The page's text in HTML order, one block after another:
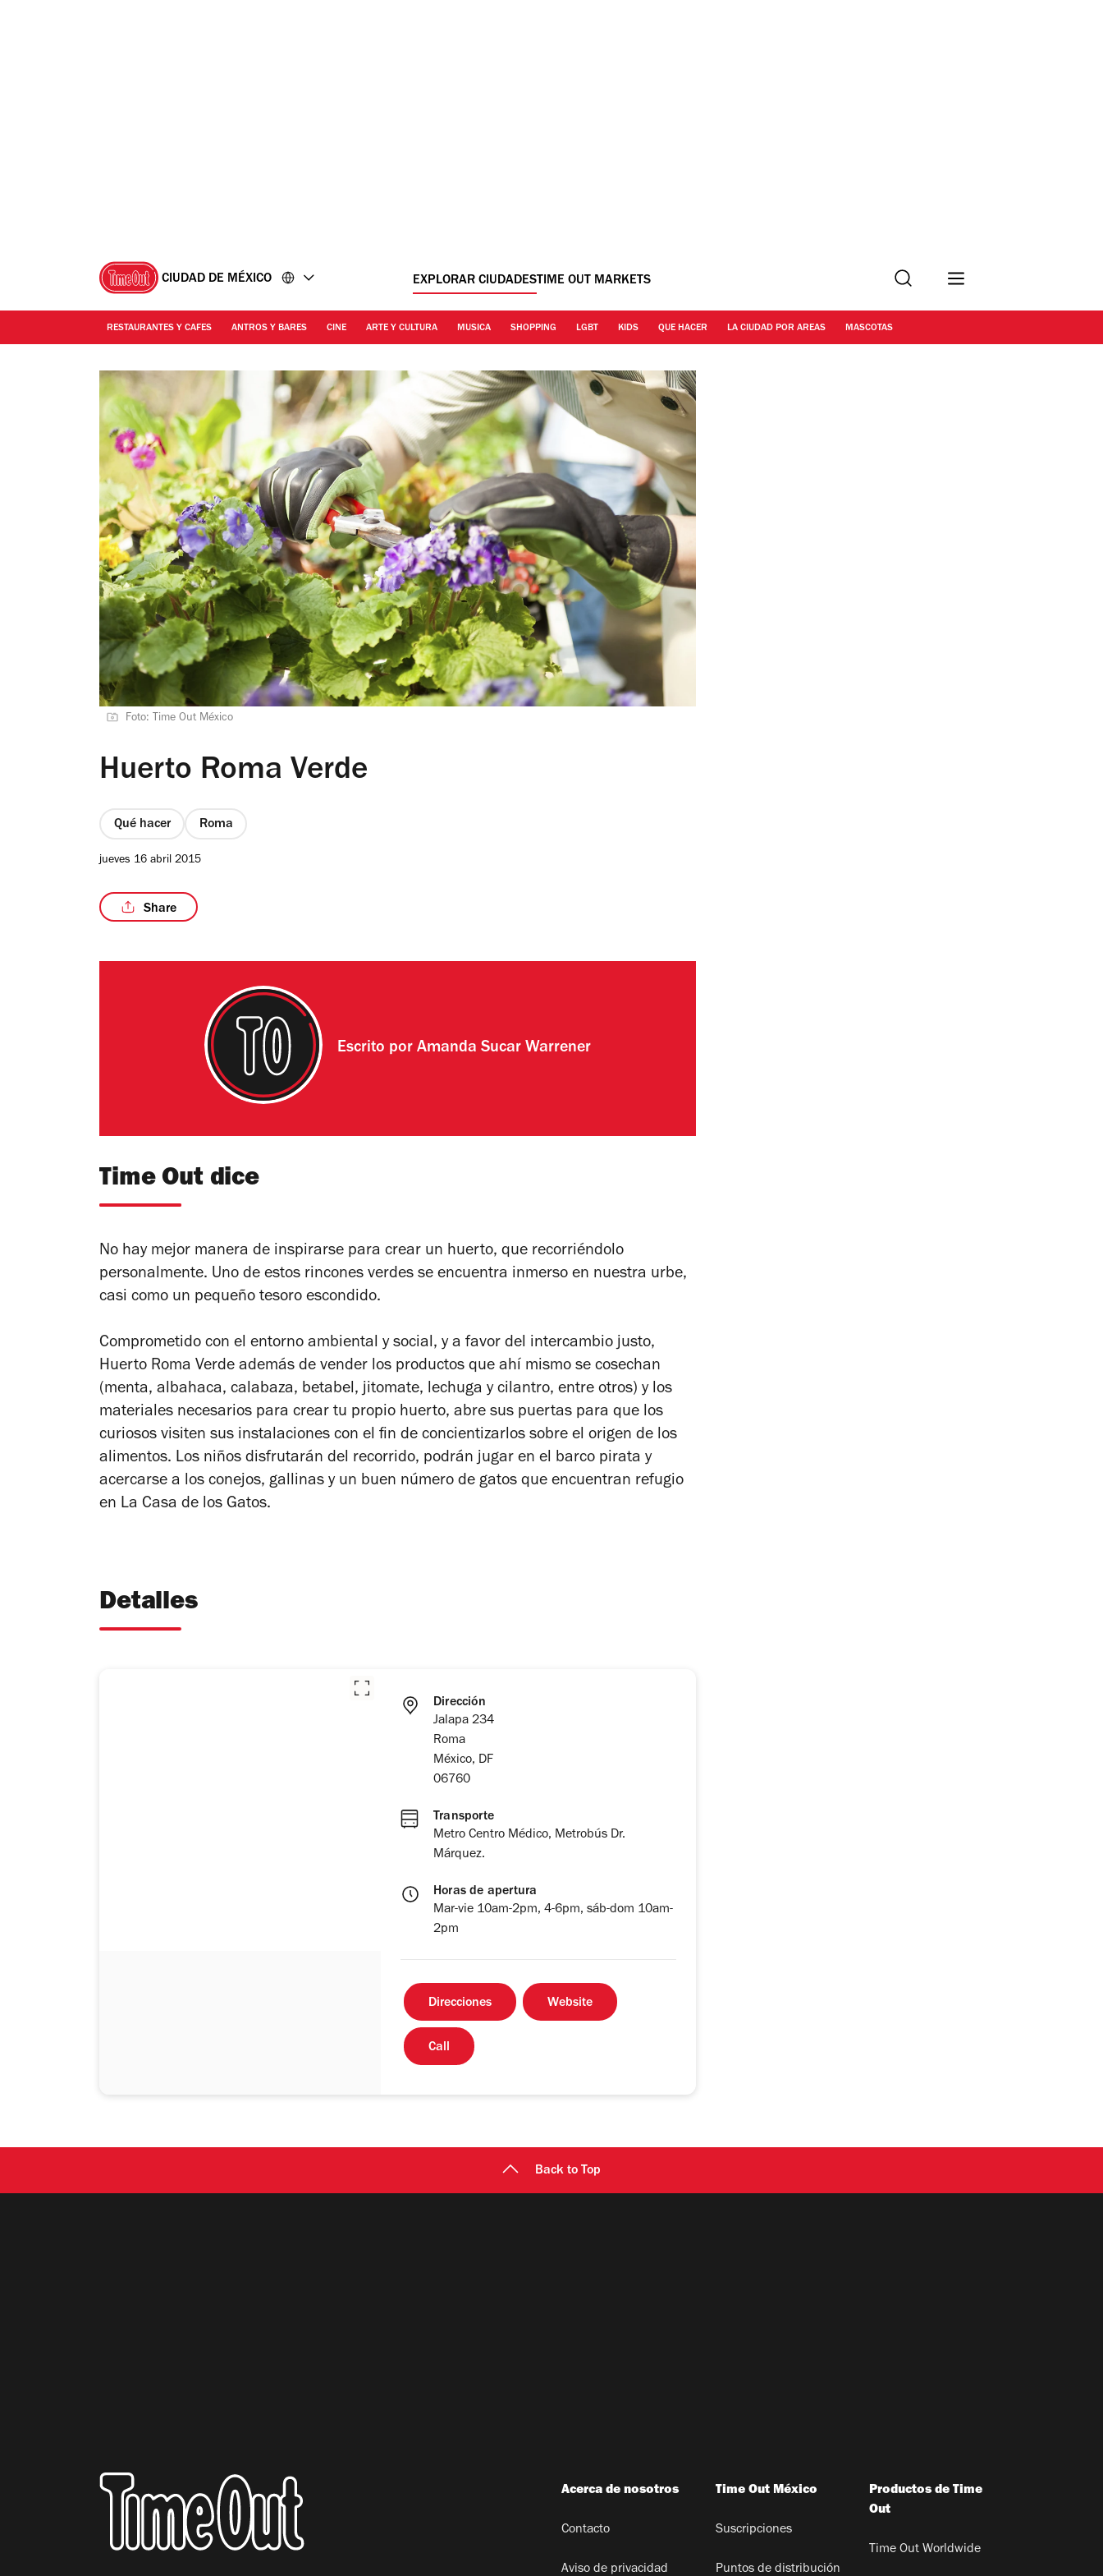
CIUDAD DE MÉXICO EXPLORAR CIUDADESTIME OUT MARKETS Buscar
RESTAURANTES Y CAFES ANTROS Y BARES CINE ARTE Y CULTURA MUSICA SHOPPING LGBT KIDS QUE HACER LA CIUDAD POR AREAS MASCOTAS
Foto: Time Out México
Huerto Roma Verde
Qué hacer Roma
jueves 16 abril 2015
Share
Escrito por Amanda Sucar Warrener
Time Out dice
No hay mejor manera de inspirarse para crear un huerto, que recorriéndolo
personalmente. Uno de estos rincones verdes se encuentra inmerso en nuestra urbe,
casi como un pequeño tesoro escondido.
Comprometido con el entorno ambiental y social, y a favor del intercambio justo,
Huerto Roma Verde además de vender los productos que ahí mismo se cosechan
(menta, albahaca, calabaza, betabel, jitomate, lechuga y cilantro, entre otros) y los
materiales necesarios para crear tu propio huerto, abre sus puertas para que los
curiosos visiten sus instalaciones con el fin de concientizarlos sobre el origen de los
alimentos. Los niños disfrutarán del recorrido, podrán jugar en el barco pirata y
acercarse a los conejos, gallinas y un buen número de gatos que encuentran refugio
en La Casa de los Gatos.
Detalles
Dirección
Jalapa 234
Roma
México, DF
06760
Transporte
Metro Centro Médico, Metrobús Dr.
Márquez.
Horas de apertura
Mar-vie 10am-2pm, 4-6pm, sáb-dom 10am-
2pm
Direcciones Website
Call
Back to Top
Acerca de nosotros
Contacto
Aviso de privacidad
Time Out México
Suscripciones
Puntos de distribución
Productos de Time
Out
Time Out Worldwide